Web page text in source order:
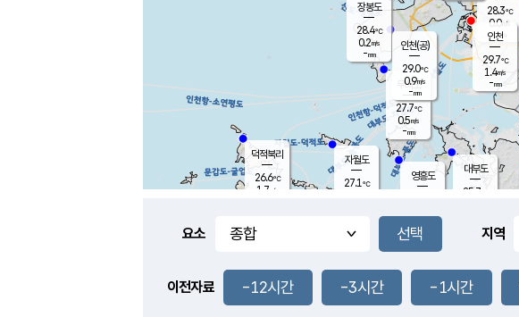
풍도
0.3m/s
무의도
27.7℃
0.5m/s
-mm
영흥도
자월도
27.1℃
장봉도
28.4℃
0.2m/s
-mm
대부도
25.7
-
28.3℃
0.0m/s
-mm
덕적북리
26.6℃
1.7 m/s
인천(공)
29.0℃
0.9m/s
-mm
인천
29.7℃
1.4m/s
-mm
요소 지역
이전자료 -12시간 -3시간 -1시간